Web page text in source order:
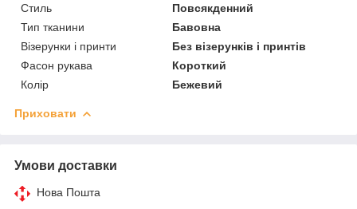
Стиль
Повсякденний
Тип тканини
Бавовна
Візерунки і принти
Без візерунків і принтів
Фасон рукава
Короткий
Колір
Бежевий
Приховати
Умови доставки
Нова Пошта